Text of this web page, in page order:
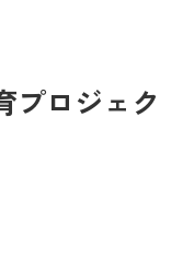
プロジェク